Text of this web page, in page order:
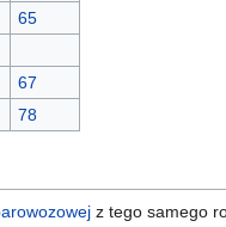
65
67
78
z tego samego